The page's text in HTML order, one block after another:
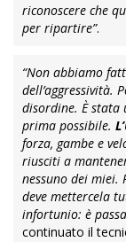
riconoscere che
per ripartire”.
“Non abbiamo
dell’aggressività.
disordine. È
prima possibile.
forza, gambe e
riusciti a
nessuno dei miei.
deve mettercela
infortunio: è
continuato il